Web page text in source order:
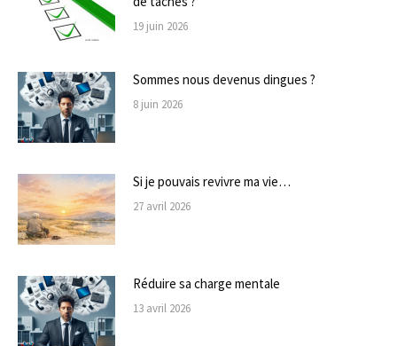
19 juin 2026
Sommes nous devenus dingues ?
8 juin 2026
Si je pouvais revivre ma vie…
27 avril 2026
Réduire sa charge mentale
13 avril 2026